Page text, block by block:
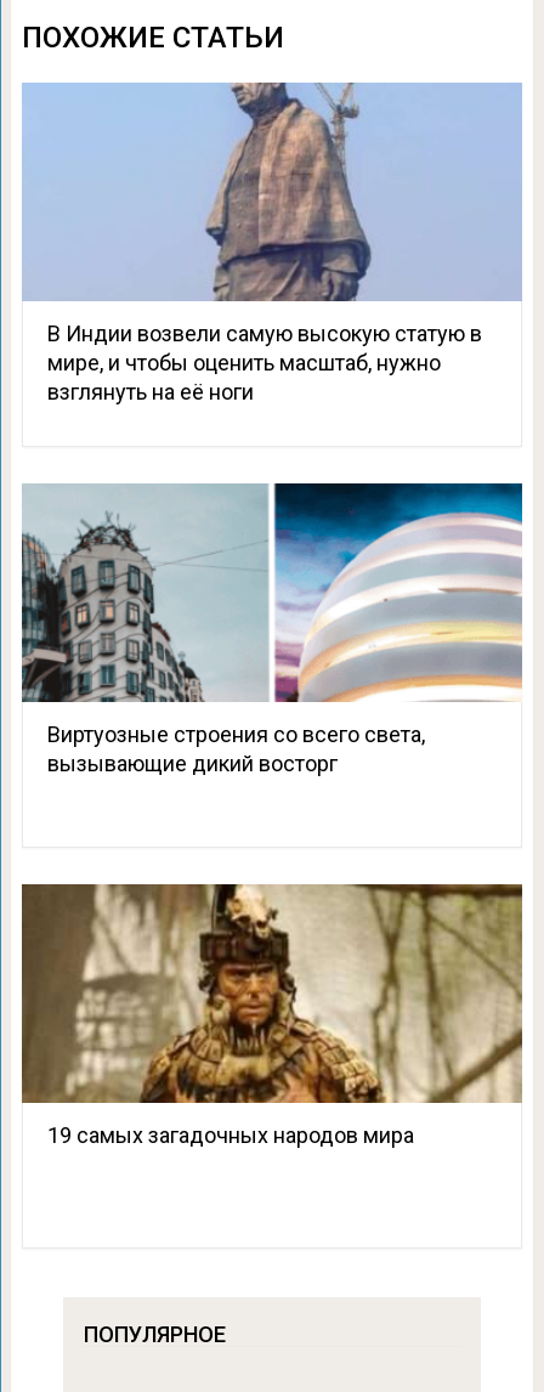
ПОХОЖИЕ СТАТЬИ
В Индии возвели самую высокую статую в
мире, и чтобы оценить масштаб, нужно
взглянуть на её ноги
Виртуозные строения со всего света,
вызывающие дикий восторг
19 самых загадочных народов мира
ПОПУЛЯРНОЕ